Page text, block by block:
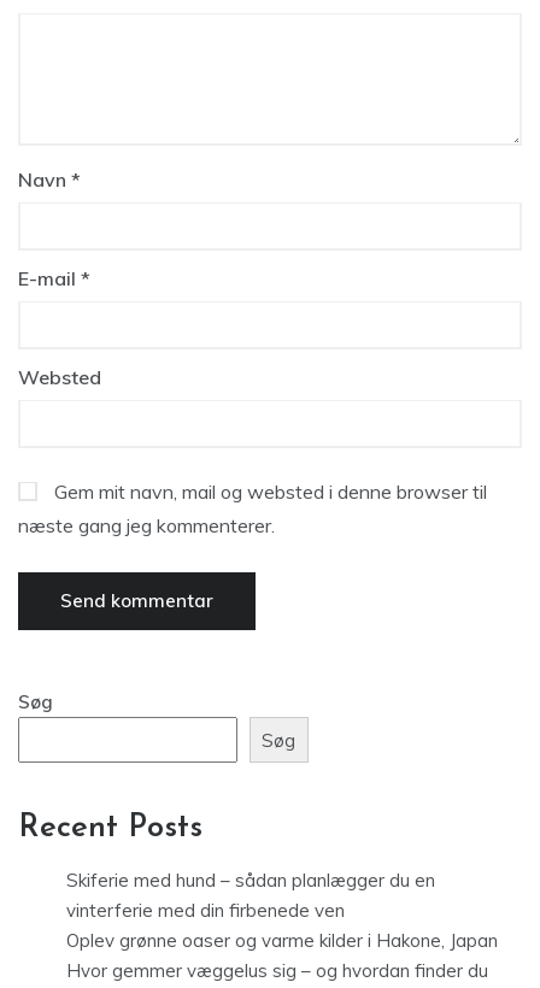
Navn *
E-mail *
Websted
Gem mit navn, mail og websted i denne browser til
næste gang jeg kommenterer.
Søg
Søg
Recent Posts
Skiferie med hund – sådan planlægger du en
vinterferie med din firbenede ven
Oplev grønne oaser og varme kilder i Hakone, Japan
Hvor gemmer væggelus sig – og hvordan finder du